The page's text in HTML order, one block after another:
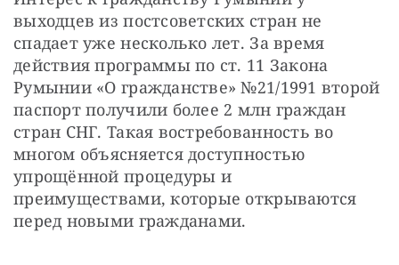
выходцев из постсоветских стран не
спадает уже несколько лет. За время
действия программы по ст. 11 Закона
Румынии «О гражданстве» №21/1991 второй
паспорт получили более 2 млн граждан
стран СНГ. Такая востребованность во
многом объясняется доступностью
упрощённой процедуры и
преимуществами, которые открываются
перед новыми гражданами.